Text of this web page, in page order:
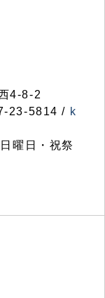
4-8-2
23-5814 / k
曜日・祝祭